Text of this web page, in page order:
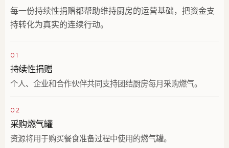
每一份持续性捐赠都帮助维持厨房的运营基础，把资金支
持转化为真实的连续行动。
01
持续性捐赠
个人、企业和合作伙伴共同支持团结厨房每月采购燃气。
02
采购燃气罐
资源将用于购买餐食准备过程中使用的燃气罐。